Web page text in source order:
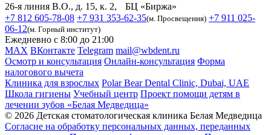
26-я линия В.О., д. 15, к. 2, БЦ «Биржа»
+7 812 605-78-08 +7 931 353-62-35(м. Просвещения) +7 911 025-
06-12(м. Горный институт)
Ежедневно с 8:00 до 21:00
MAX ВКонтакте Telegram mail@wbdent.ru
Осмотр и консультация Онлайн-консультация Форма
налогового вычета
Клиника для взрослых Polar Bear Dental Clinic, Dubai, UAE
Школа гигиены Учебный центр Проект помощи детям в
лечении зубов «Белая Медведица»
© 2026 Детская стоматологическая клиника Белая Медведица
Согласие на обработку персональных данных, переданных